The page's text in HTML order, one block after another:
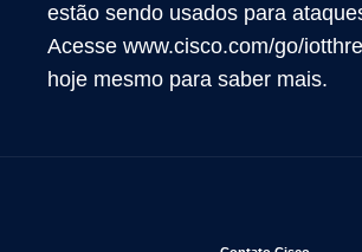
estão sendo usados para
Acesse www.cisco.com/go/
hoje mesmo para saber mais.